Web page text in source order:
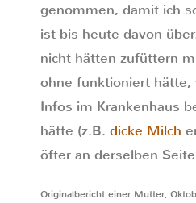
genommen, damit ich
ist bis heute davon
nicht hätten zufüttern
ohne funktioniert hätte,
Infos im Krankenhaus
hätte (z.B. dicke Milch
öfter an derselben
Originalbericht einer Mutter,